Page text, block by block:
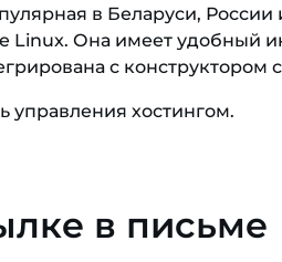
в Беларуси, России
Linux. Она имеет удобный
с конструктором
управления хостингом.
в письме